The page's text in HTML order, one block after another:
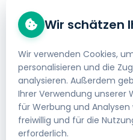
Gut zu wissen
Domain kaufen
Webhosting bestellen
Impressum
AGB
Datenschutzerklärung
Wir schätzen
Wir verwenden Cookies,
personalisieren und die
analysieren. Außerdem
Ihrer Verwendung unserer
für Werbung und Analysen
freiwillig und für die
erforderlich.